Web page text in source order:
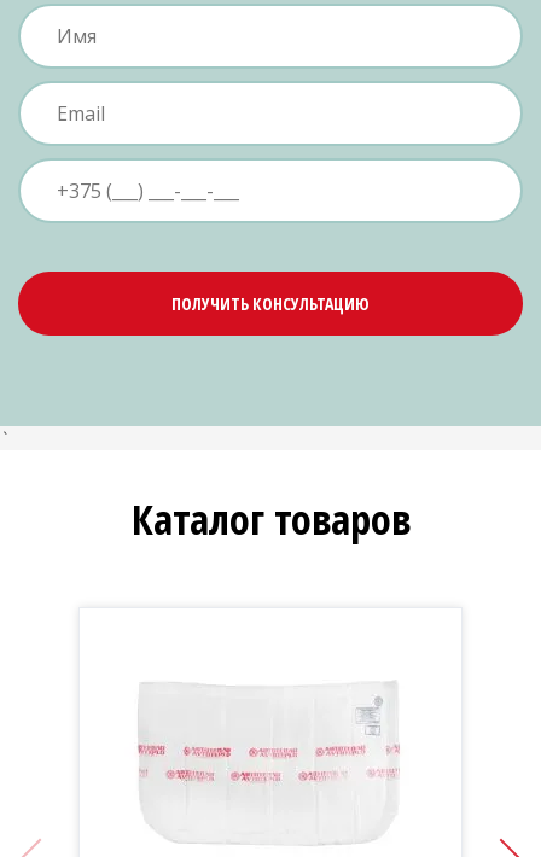
ПОЛУЧИТЬ КОНСУЛЬТАЦИЮ
`
Каталог товаров